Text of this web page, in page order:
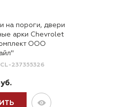
на пороги, двери
арки Chevrolet
ООО
237355326